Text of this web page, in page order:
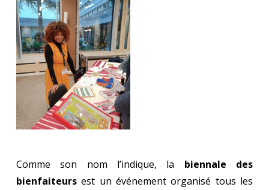
Comme son nom l’indique, la biennale des
bienfaiteurs est un événement organisé tous les